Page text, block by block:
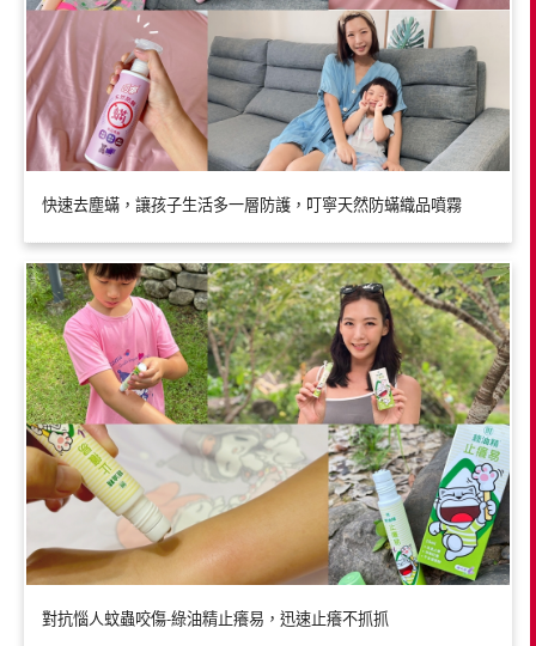
快速去塵蟎，讓孩子生活多一層防護，叮寧天然防蟎織品噴霧
對抗惱人蚊蟲咬傷-綠油精止癢易，迅速止癢不抓抓